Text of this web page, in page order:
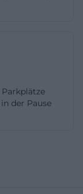
sie den Raum
es eine
eine
ist darauf
intime als
([kubus-
der Pause